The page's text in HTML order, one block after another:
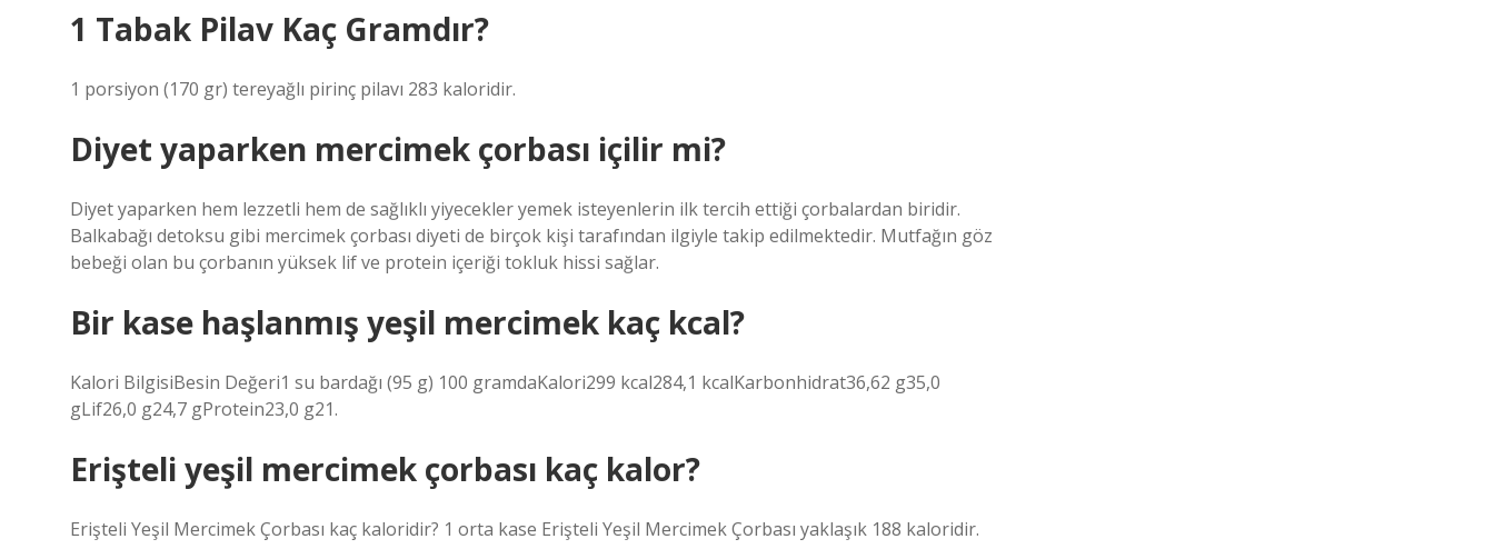
1 Tabak Pilav Kaç Gramdır?
1 porsiyon (170 gr) tereyağlı pirinç pilavı 283 kaloridir.
Diyet yaparken mercimek çorbası içilir mi?
Diyet yaparken hem lezzetli hem de sağlıklı yiyecekler yemek isteyenlerin ilk tercih ettiği çorbalardan biridir.
Balkabağı detoksu gibi mercimek çorbası diyeti de birçok kişi tarafından ilgiyle takip edilmektedir. Mutfağın göz
bebeği olan bu çorbanın yüksek lif ve protein içeriği tokluk hissi sağlar.
Bir kase haşlanmış yeşil mercimek kaç kcal?
Kalori BilgisiBesin Değeri1 su bardağı (95 g) 100 gramdaKalori299 kcal284,1 kcalKarbonhidrat36,62 g35,0
gLif26,0 g24,7 gProtein23,0 g21.
Erişteli yeşil mercimek çorbası kaç kalor?
Erişteli Yeşil Mercimek Çorbası kaç kaloridir? 1 orta kase Erişteli Yeşil Mercimek Çorbası yaklaşık 188 kaloridir.